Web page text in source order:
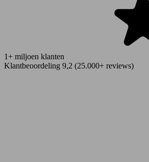
1+ miljoen klanten
Klantbeoordeling 9,2 (25.000+ reviews)